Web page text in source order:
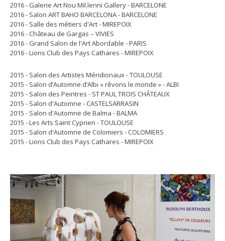
2016 - Galerie Art Nou Mil.lenni Gallery - BARCELONE
2016 - Salon ART BAHO BARCELONA - BARCELONE
2016 - Salle des métiers d'Art - MIREPOIX
2016 - Château de Gargas – VIVIES
2016 - Grand Salon de l'Art Abordable - PARIS
2016 - Lions Club des Pays Cathares - MIREPOIX
2015 - Salon des Artistes Méridionaux - TOULOUSE
2015 - Salon d’Automne d’Albi « rêvons le monde » - ALBI
2015 - Salon des Peintres - ST PAUL TROIS CHÂTEAUX
2015 - Salon d'Automne - CASTELSARRASIN
2015 - Salon d'Automne de Balma - BALMA
2015 - Les Arts Saint Cyprien - TOULOUSE
2015 - Salon d'Automne de Colomiers - COLOMIERS
2015 - Lions Club des Pays Cathares - MIREPOIX